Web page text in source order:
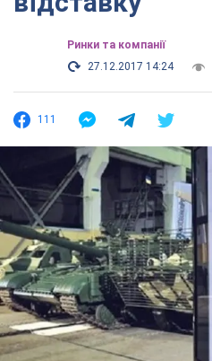
Ринки та компанії
27.12.2017 14:24
111